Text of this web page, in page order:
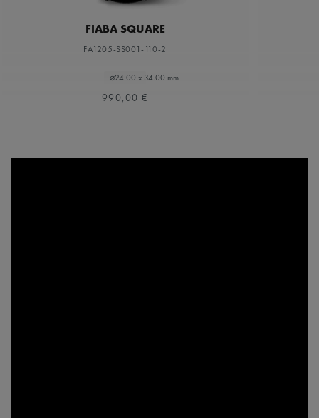
FIABA SQUARE
FA1205-SS001-110-2
⌀24.00 x 34.00 mm
990,00 €